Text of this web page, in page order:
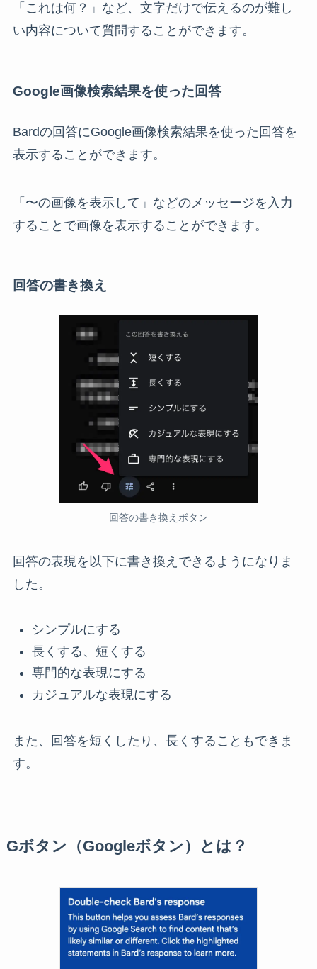
「これは何？」など、文字だけで伝えるのが難し
い内容について質問することができます。
Google画像検索結果を使った回答
Bardの回答にGoogle画像検索結果を使った回答を
表示することができます。
「〜の画像を表示して」などのメッセージを入力
することで画像を表示することができます。
回答の書き換え
回答の書き換えボタン
回答の表現を以下に書き換えできるようになりま
した。
シンプルにする
長くする、短くする
専門的な表現にする
カジュアルな表現にする
また、回答を短くしたり、長くすることもできま
す。
Gボタン（Googleボタン）とは？